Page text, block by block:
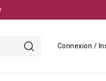
Connexion /